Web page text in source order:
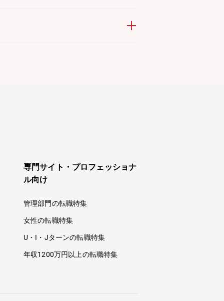
専門サイト・プロフェッショナ
ル向け
管理部門の転職特集
女性の転職特集
U・I・Jターンの転職特集
年収1200万円以上の転職特集